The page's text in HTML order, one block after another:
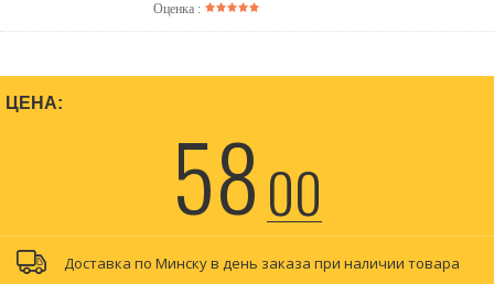
Оценка :
ЦЕНА:
5800
Доставка по Минску в день заказа при наличии товара